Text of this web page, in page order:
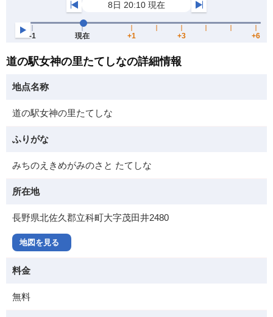
道の駅女神の里たてしなの詳細情報
地点名称
道の駅女神の里たてしな
ふりがな
みちのえきめがみのさと たてしな
所在地
長野県北佐久郡立科町大字茂田井2480
地図を見る
料金
無料